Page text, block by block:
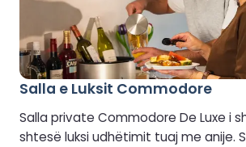
Salla e Luksit Commodore
Salla private Commodore De Luxe i
shtesë luksi udhëtimit tuaj me anije.